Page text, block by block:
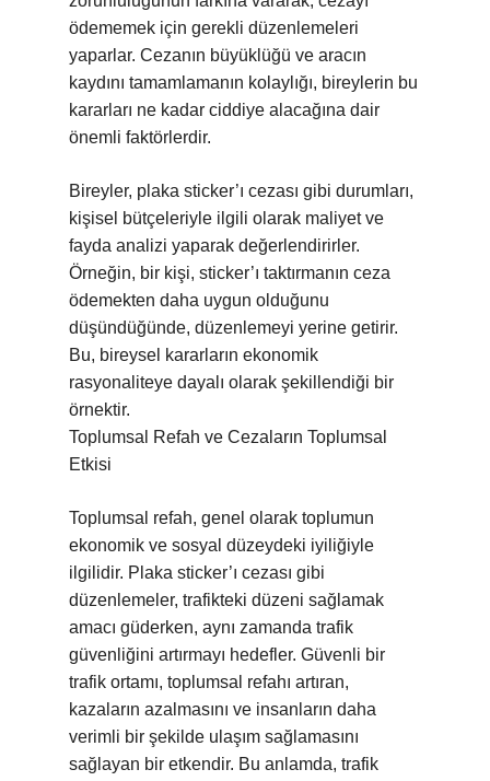
ödememek için gerekli düzenlemeleri
yaparlar. Cezanın büyüklüğü ve aracın
kaydını tamamlamanın kolaylığı, bireylerin bu
kararları ne kadar ciddiye alacağına dair
önemli faktörlerdir.
Bireyler, plaka sticker’ı cezası gibi durumları,
kişisel bütçeleriyle ilgili olarak maliyet ve
fayda analizi yaparak değerlendirirler.
Örneğin, bir kişi, sticker’ı taktırmanın ceza
ödemekten daha uygun olduğunu
düşündüğünde, düzenlemeyi yerine getirir.
Bu, bireysel kararların ekonomik
rasyonaliteye dayalı olarak şekillendiği bir
örnektir.
Toplumsal Refah ve Cezaların Toplumsal
Etkisi
Toplumsal refah, genel olarak toplumun
ekonomik ve sosyal düzeydeki iyiliğiyle
ilgilidir. Plaka sticker’ı cezası gibi
düzenlemeler, trafikteki düzeni sağlamak
amacı güderken, aynı zamanda trafik
güvenliğini artırmayı hedefler. Güvenli bir
trafik ortamı, toplumsal refahı artıran,
kazaların azalmasını ve insanların daha
verimli bir şekilde ulaşım sağlamasını
sağlayan bir etkendir. Bu anlamda, trafik